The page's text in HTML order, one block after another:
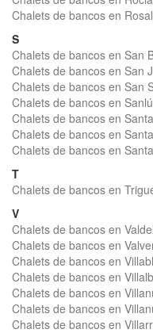
Chalets de bancos en
S
Chalets de bancos en San
Chalets de bancos en San
Chalets de bancos en San
Chalets de bancos en
Chalets de bancos en
Chalets de bancos en
Chalets de bancos en
T
Chalets de bancos en
V
Chalets de bancos en
Chalets de bancos en
Chalets de bancos en
Chalets de bancos en
Chalets de bancos en
Chalets de bancos en
Chalets de bancos en